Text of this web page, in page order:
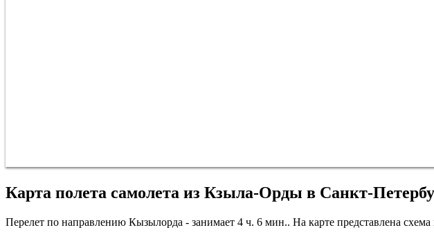
Карта полета самолета из Кзыла-Орды в Санкт-
Перелет по направлению Кызылорда - занимает 4 ч. 6 мин.. На карте представлена схема